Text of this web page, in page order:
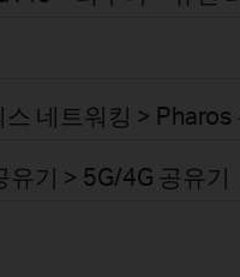
네트워킹 > Pharos
기 > 5G/4G 공유기